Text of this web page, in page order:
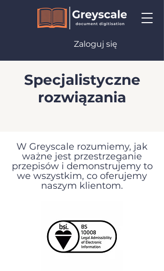
Zaloguj się
Specjalistyczne
rozwiązania
W Greyscale rozumiemy, jak
ważne jest przestrzeganie
przepisów i demonstrujemy to
we wszystkim, co oferujemy
naszym klientom.